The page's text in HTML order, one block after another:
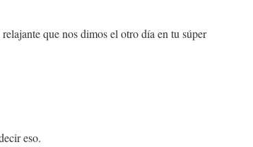
que nos dimos el otro día en tu súper
eso.